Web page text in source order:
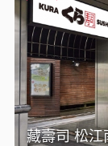
藏壽司 松江